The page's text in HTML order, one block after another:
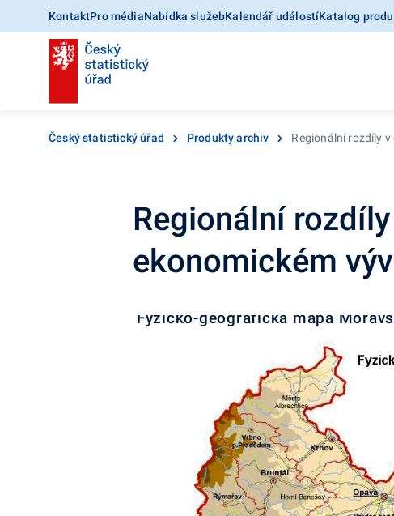
KontaktPro médiaNabídka služebKalendář událostíKatalog
Český statistický úřad Produkty archiv Regionální rozdíly
Regionální
ekonomickém
Fyzicko-geografická mapa